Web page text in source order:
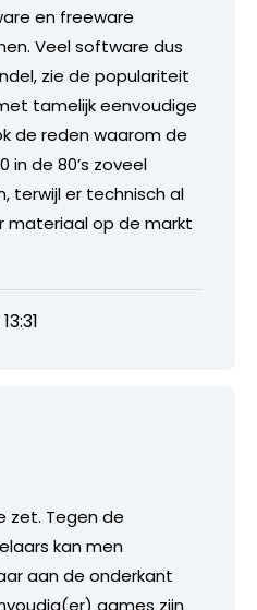
en freeware
Veel software dus
zie de populariteit
tamelijk eenvoudige
de reden waarom de
in de 80’s zoveel
terwijl er technisch al
materiaal op de markt
zet. Tegen de
kan men
aan de onderkant
games zijn